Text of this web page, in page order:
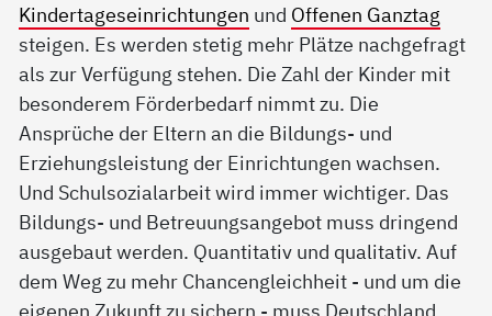
Kindertageseinrichtungen und Offenen Ganztag
steigen. Es werden stetig mehr Plätze nachgefragt
als zur Verfügung stehen. Die Zahl der Kinder mit
besonderem Förderbedarf nimmt zu. Die
Ansprüche der Eltern an die Bildungs- und
Erziehungsleistung der Einrichtungen wachsen.
Und Schulsozialarbeit wird immer wichtiger. Das
Bildungs- und Betreuungsangebot muss dringend
ausgebaut werden. Quantitativ und qualitativ. Auf
dem Weg zu mehr Chancengleichheit - und um die
eigenen Zukunft zu sichern - muss Deutschland